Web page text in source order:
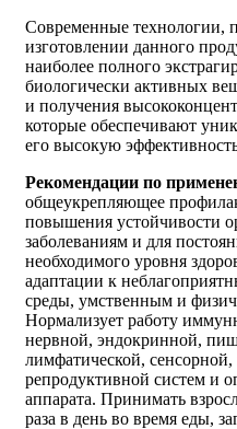
Современные технологии,
изготовлении данного
наиболее полного
биологически активных
и получения
которые обеспечивают
его высокую
Рекомендации по
общеукрепляющее
повышения устойчивости
заболеваниям и для
необходимого уровня
адаптации к
среды, умственным и
Нормализует работу
нервной, эндокринной,
лимфатической,
репродуктивной систем и
аппарата. Принимать
раза в день во время еды,